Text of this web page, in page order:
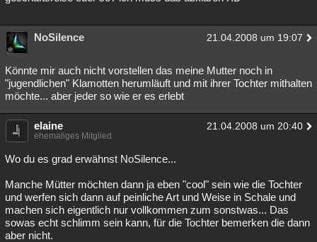
NoSilence 21.04.2008 um 19:07
Könnte mir auch nicht vorstellen das meine Mutter noch in
"jugendlichen" Klamotten herumläuft und mit ihrer Tochter mithalten
möchte... aber jeder so wie er es erlebt
elaine 21.04.2008 um 20:40
ehemaliges Mitglied
Wo du es grad erwähnst NoSilence...
Manche Mütter möchten dann ja eben "cool" sein wie die Tochter
und werfen sich dann auf peinliche Art und Weise in Schale und
machen sich eigentlich nur vollkommen zum sonstwas... Das
sowas echt schlimm sein kann, für die Tochter bemerken die dann
aber nicht.